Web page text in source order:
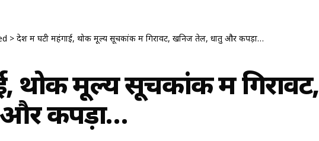
> देश में घटी महंगाई, थोक मूल्य सूचकांक में गिरावट, खनिज तेल, धातु और कपड़ा…
थोक मूल्य सूचकांक में गिरावट,
कपड़ा…